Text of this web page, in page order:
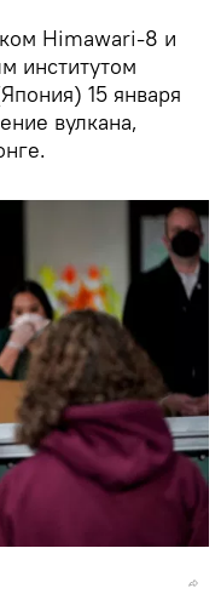
Himawari-8 и
институтом
15 января
вулкана,